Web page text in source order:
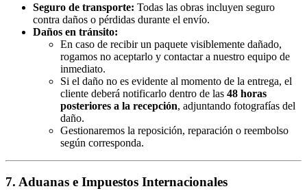
Seguro de transporte: Todas las obras incluyen seguro
contra daños o pérdidas durante el envío.
Daños en tránsito:
En caso de recibir un paquete visiblemente dañado,
rogamos no aceptarlo y contactar a nuestro equipo de
inmediato.
Si el daño no es evidente al momento de la entrega, el
cliente deberá notificarlo dentro de las 48 horas
posteriores a la recepción, adjuntando fotografías del
daño.
Gestionaremos la reposición, reparación o reembolso
según corresponda.
7. Aduanas e Impuestos Internacionales